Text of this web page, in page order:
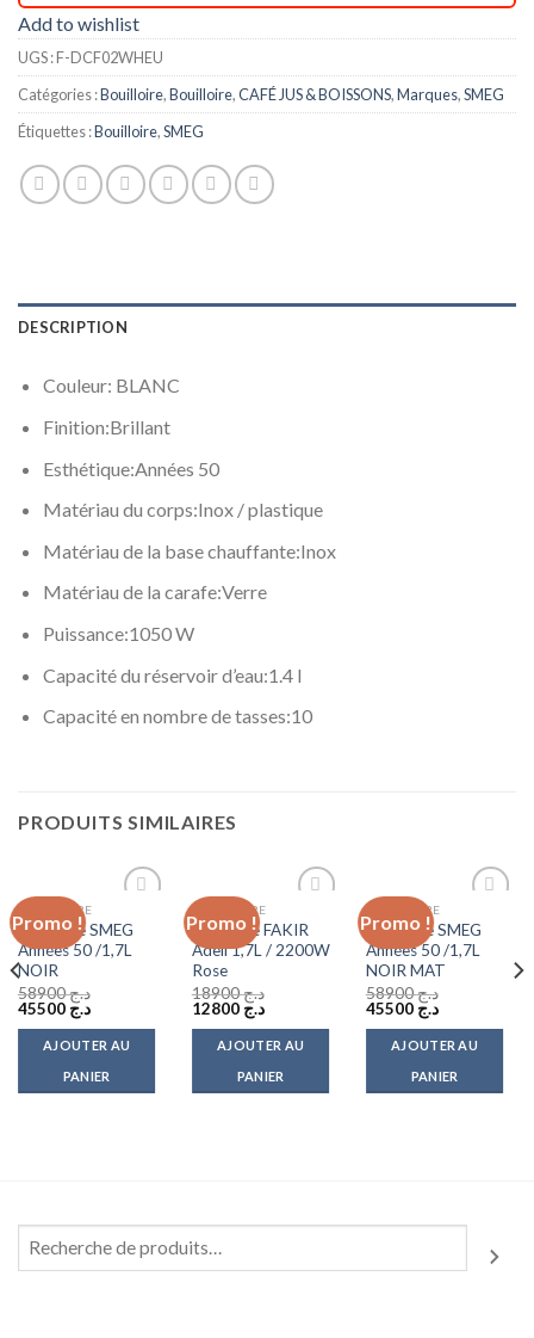
Add to wishlist
UGS :F-DCF02WHEU
Catégories :Bouilloire,Bouilloire,CAFÉ JUS & BOISSONS,Marques,SMEG
Étiquettes :Bouilloire,SMEG
DESCRIPTION
Couleur: BLANC
Finition:Brillant
Esthétique:Années 50
Matériau du corps:Inox / plastique
Matériau de la base chauffante:Inox
Matériau de la carafe:Verre
Puissance:1050 W
Capacité du réservoir d’eau:1.4 l
Capacité en nombre de tasses:10
PRODUITS SIMILAIRES
Promo !
wishlist
BOUILLOIRE
Bouilloire SMEG
Années 50 /1,7L
NOIR
د.ج58900
Le
initial
était :
د.ج 58900.
د.ج 45500
Le
actuel
est :
AJOUTER AU
PANIER
Promo !
wishlist
BOUILLOIRE
Bouilloire FAKIR
Adell 1,7L / 2200W
Rose
د.ج18900
Le
initial
était :
د.ج 18900.
د.ج 12800
Le
actuel
est :
AJOUTER AU
PANIER
Promo !
wishlist
BOUILLOIRE
Bouilloire SMEG
Années 50 /1,7L
NOIR MAT
د.ج58900
Le
initial
était :
د.ج 58900.
د.ج 45500
Le
actuel
est :
AJOUTER AU
PANIER